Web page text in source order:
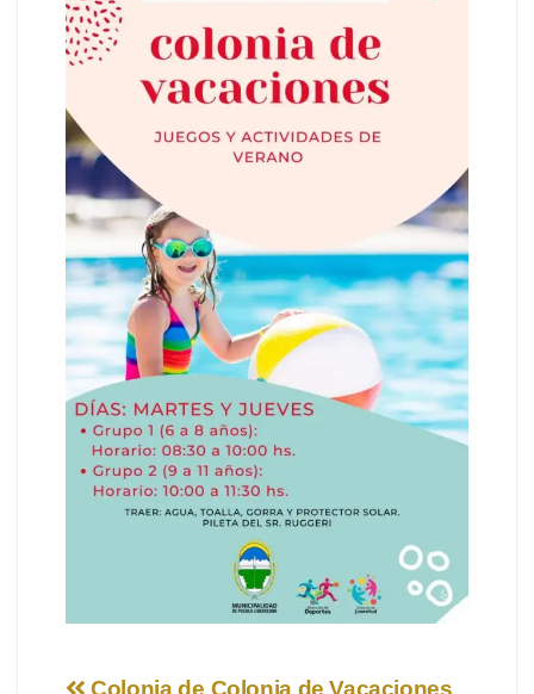
Colonia de Vacaciones
Colonia de